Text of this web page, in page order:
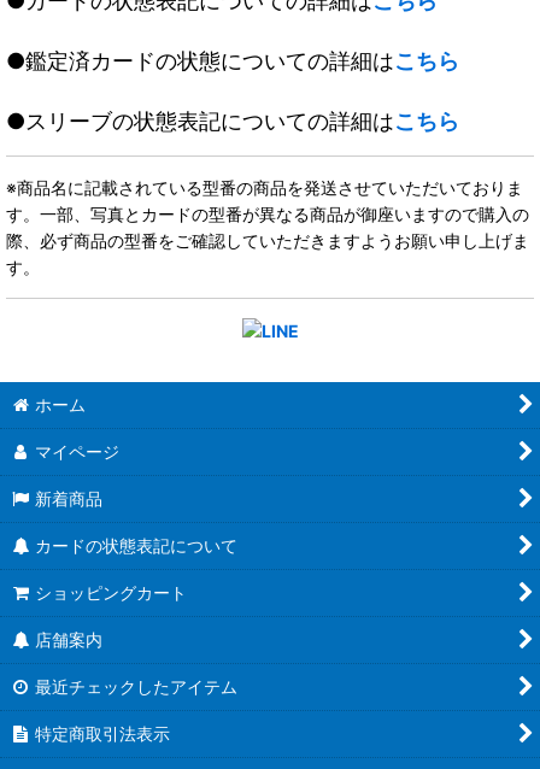
●鑑定済カードの状態についての詳細はこちら
●スリーブの状態表記についての詳細はこちら
※商品名に記載されている型番の商品を発送させていただいておりま
す。一部、写真とカードの型番が異なる商品が御座いますので購入の
際、必ず商品の型番をご確認していただきますようお願い申し上げま
す。
ホーム
マイページ
新着商品
カードの状態表記について
ショッピングカート
店舗案内
最近チェックしたアイテム
特定商取引法表示